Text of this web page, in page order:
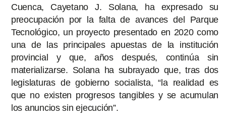
Cuenca, Cayetano J. Solana, ha expresado su
preocupación por la falta de avances del Parque
Tecnológico, un proyecto presentado en 2020 como
una de las principales apuestas de la institución
provincial y que, años después, continúa sin
materializarse. Solana ha subrayado que, tras dos
legislaturas de gobierno socialista, “la realidad es
que no existen progresos tangibles y se acumulan
los anuncios sin ejecución”.